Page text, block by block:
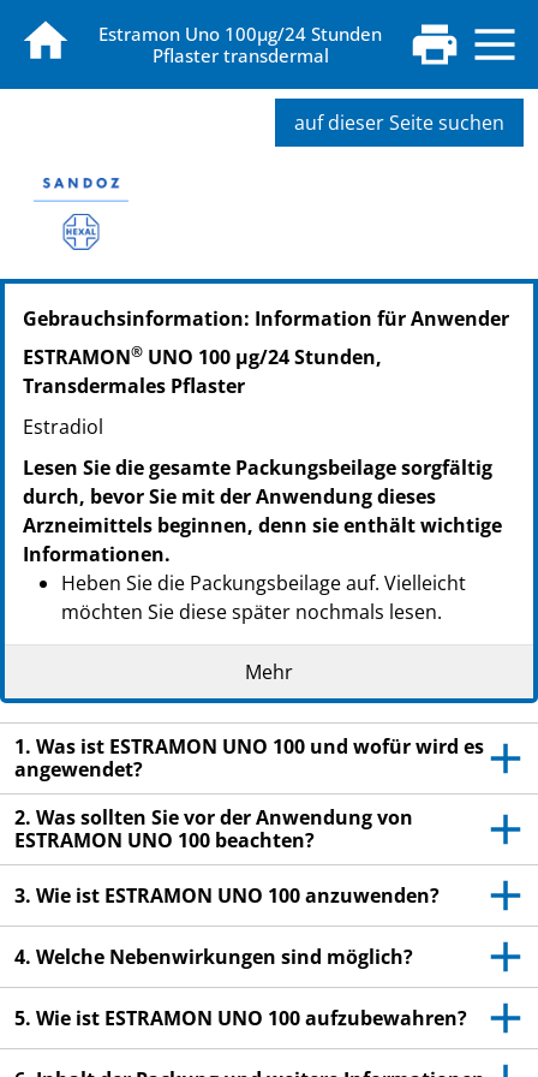
Estramon Uno 100µg/24 Stunden
Pflaster transdermal
auf dieser Seite suchen
PZN: 00620139
PPN: 110062013915
NTIN: 04150006201393
Gebrauchsinformation: Information für Anwender
ESTRAMON® UNO 100 µg/24 Stunden,
Transdermales Pflaster
Estradiol
Lesen Sie die gesamte Packungsbeilage sorgfältig
durch, bevor Sie mit der Anwendung dieses
Arzneimittels beginnen, denn sie enthält wichtige
Informationen.
Heben Sie die Packungsbeilage auf. Vielleicht
möchten Sie diese später nochmals lesen.
Wenn Sie weitere Fragen haben, wenden Sie sich
an Ihren Arzt oder Apotheker.
Dieses Arzneimittel wurde Ihnen persönlich
verschrieben. Geben Sie es nicht an Dritte weiter.
Es kann anderen Menschen schaden, auch wenn
diese die gleichen Beschwerden haben wie Sie.
Wenn Sie Nebenwirkungen bemerken, wenden Sie
für Nebenwirkungen, die nicht in dieser
Packungsbeilage angegeben sind. Siehe Abschnitt
4.
Mehr
1. Was ist ESTRAMON UNO 100 und wofür wird es
angewendet?
2. Was sollten Sie vor der Anwendung von
ESTRAMON UNO 100 beachten?
3. Wie ist ESTRAMON UNO 100 anzuwenden?
4. Welche Nebenwirkungen sind möglich?
5. Wie ist ESTRAMON UNO 100 aufzubewahren?